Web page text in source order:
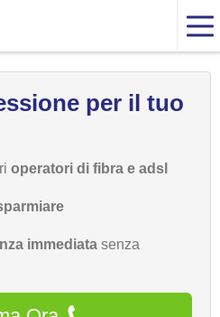
per il tuo
operatori di fibra e adsl
immediata senza